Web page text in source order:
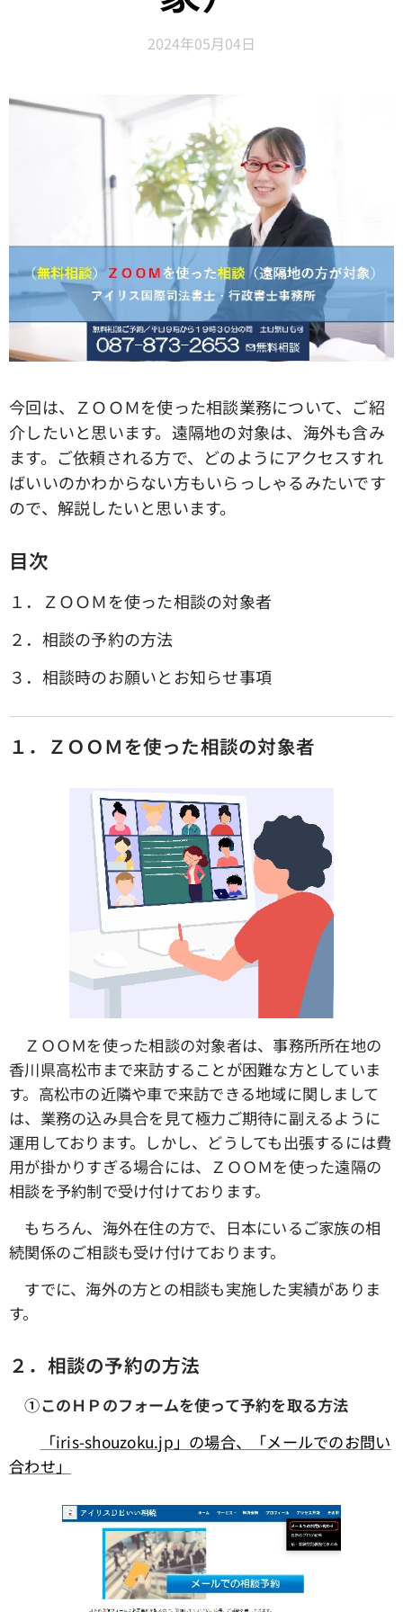
2024年05月04日
今回は、ＺＯＯＭを使った相談業務について、ご紹
介したいと思います。遠隔地の対象は、海外も含み
ます。ご依頼される方で、どのようにアクセスすれ
ばいいのかわからない方もいらっしゃるみたいです
ので、解説したいと思います。
目次
１．ＺＯＯＭを使った相談の対象者
２．相談の予約の方法
３．相談時のお願いとお知らせ事項
１．ＺＯＯＭを使った相談の対象者
ＺＯＯＭを使った相談の対象者は、事務所所在地の
香川県高松市まで来訪することが困難な方としていま
す。高松市の近隣や車で来訪できる地域に関しまして
は、業務の込み具合を見て極力ご期待に副えるように
運用しております。しかし、どうしても出張するには費
用が掛かりすぎる場合には、ＺＯＯＭを使った遠隔の
相談を予約制で受け付けております。
もちろん、海外在住の方で、日本にいるご家族の相
続関係のご相談も受け付けております。
すでに、海外の方との相談も実施した実績がありま
す。
２．相談の予約の方法
①このＨＰのフォームを使って予約を取る方法
「iris-shouzoku.jp」の場合、「メールでのお問い
合わせ」